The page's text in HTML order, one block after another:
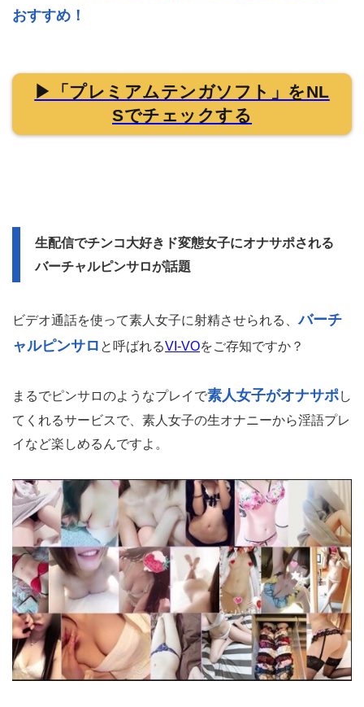
おすすめ！
▶「プレミアムテンガソフト」をNL
Sでチェックする
生配信でチンコ大好きド変態女子にオナサポされる
バーチャルピンサロが話題
ビデオ通話を使って素人女子に射精させられる、バーチ
ャルピンサロ と呼ばれるVI-VOをご存知ですか？
まるでピンサロのようなプレイで素人女子がオナサポし
てくれるサービスで、素人女子の生オナニーから淫語プレ
イなど楽しめるんですよ。